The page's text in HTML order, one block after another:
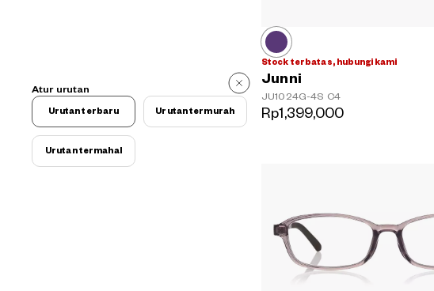
Atur urutan
Urutan terbaru Urutan termurah
Urutan termahal
Stock terbatas, hubungi kami
Junni
JU1024G-4S C4
Rp1,399,000